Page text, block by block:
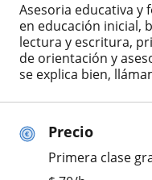
Precio
Primera clase
Asesoria educativa y
en educación inicial,
lectura y escritura,
de orientación y
se explica bien,